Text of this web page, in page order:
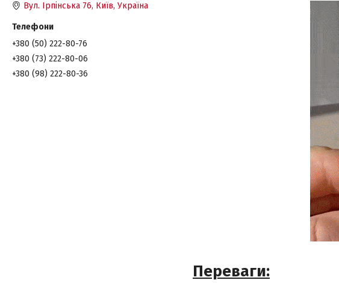
Переваги:
Вул. Ірпінська 76, Київ, Україна
+380 (50) 222-80-76
+380 (73) 222-80-06
+380 (98) 222-80-36